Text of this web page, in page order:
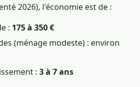
2026), l'économie est de :
: 175 à 350 €
(ménage modeste) : environ
:3 à 7 ans